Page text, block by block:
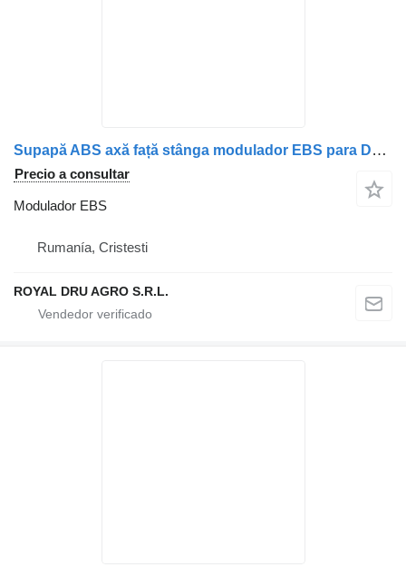
Supapă ABS axă față stânga modulador EBS para DAF – 14426 3357 camión
Precio a consultar
Modulador EBS
Rumanía, Cristesti
ROYAL DRU AGRO S.R.L.